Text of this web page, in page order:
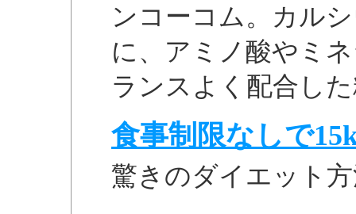
ンコーコム。カル
に、アミノ酸やミ
ランスよく配合し
食事制限なしで
驚きのダイエット